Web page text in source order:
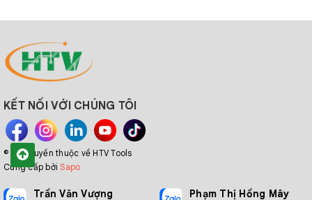
>> Xem thêmSúng bắn vít servo thông minh HTV
3. Đơn vị cung cấp Máy cấp vít
AXTON ASF-1050H chất lượng và uy
tín
Công ty Cổ phần Công nghiệp và Thương mại HTV Việt Nam
KẾT NỐI VỚI CHÚNG TÔI
© Bản quyền thuộc về HTV Tools
Cung cấp bởiSapo
Trần Văn Vượng Phạm Thị Hồng Mây